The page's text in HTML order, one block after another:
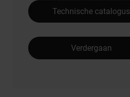
Technische catalogus
Verdergaan